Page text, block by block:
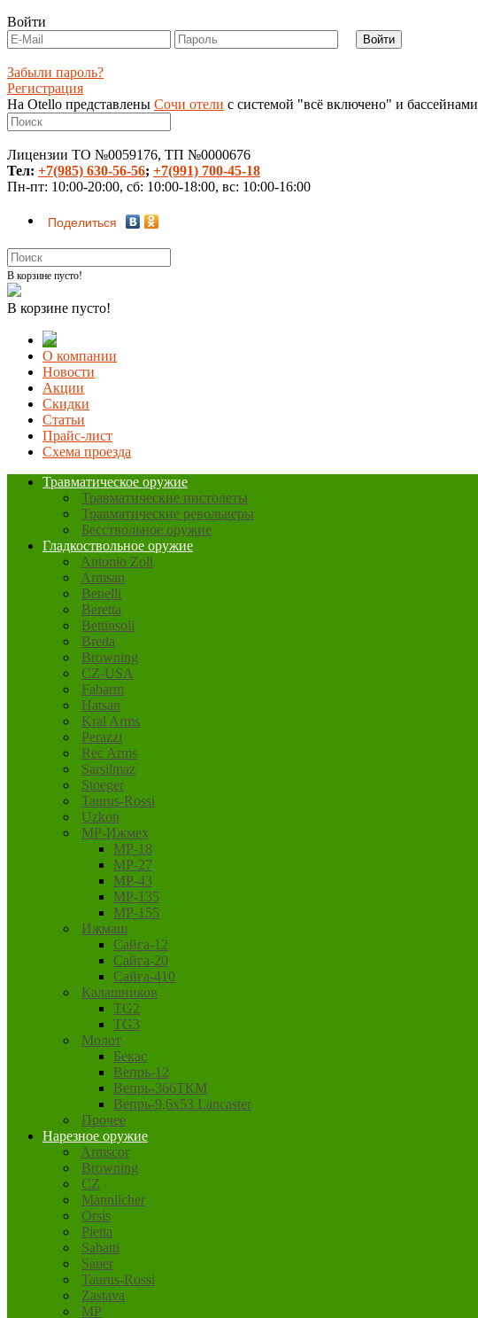
Войти
Забыли пароль?
Регистрация
На Otello представлены Сочи отели с системой "всё включено" и бассейнами
Лицензии ТО №0059176, ТП №0000676
Тел: +7(985) 630-56-56; +7(991) 700-45-18
Пн-пт: 10:00-20:00, сб: 10:00-18:00, вс: 10:00-16:00
Поделиться
В корзине пусто!
В корзине пусто!
О компании
Новости
Акции
Скидки
Статьи
Прайс-лист
Схема проезда
Травматическое оружие
Травматические пистолеты
Травматические револьверы
Бесствольное оружие
Гладкоствольное оружие
Antonio Zoli
Armsan
Benelli
Beretta
Bettinsoli
Breda
Browning
CZ-USA
Fabarm
Hatsan
Kral Arms
Perazzi
Rec Arms
Sarsilmaz
Stoeger
Taurus-Rossi
Uzkon
MP-Ижмех
MP-18
MP-27
MP-43
MP-135
MP-155
Ижмаш
Сайга-12
Сайга-20
Сайга-410
Калашников
TG2
TG3
Молот
Бекас
Вепрь-12
Вепрь-366ТКМ
Вепрь-9,6х53 Lancaster
Прочее
Нарезное оружие
Armscor
Browning
CZ
Mannlicher
Orsis
Pietta
Sabatti
Sauer
Taurus-Rossi
Zastava
MP